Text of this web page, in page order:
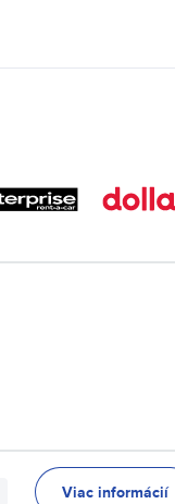
Viac informácií